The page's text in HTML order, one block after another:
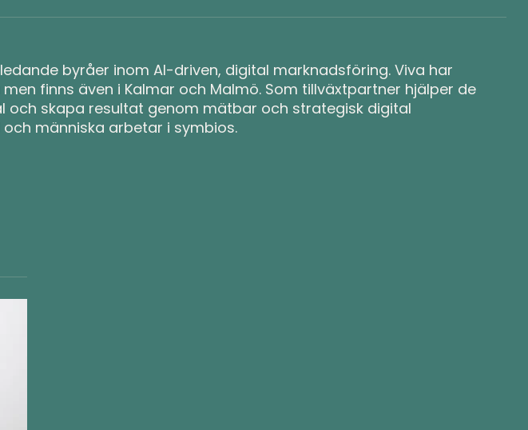
byråer inom AI-driven, digital marknadsföring. Viva har
finns även i Kalmar och Malmö. Som tillväxtpartner hjälper de
och skapa resultat genom mätbar och strategisk digital
människa arbetar i symbios.